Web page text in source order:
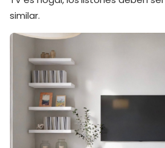
similar.